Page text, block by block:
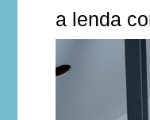
a lenda